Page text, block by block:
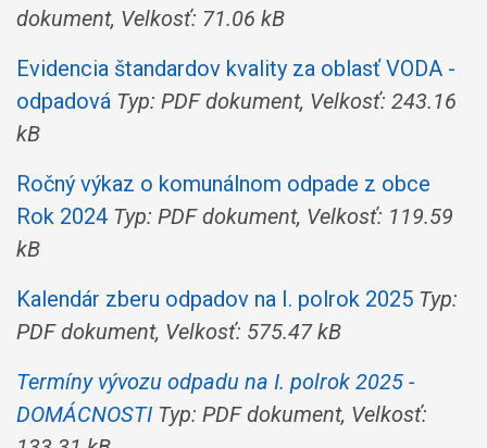
dokument, Velkosť: 71.06 kB
Evidencia štandardov kvality za oblasť VODA -
odpadová Typ: PDF dokument, Velkosť: 243.16
kB
Ročný výkaz o komunálnom odpade z obce
Rok 2024 Typ: PDF dokument, Velkosť: 119.59
kB
Kalendár zberu odpadov na I. polrok 2025 Typ:
PDF dokument, Velkosť: 575.47 kB
Termíny vývozu odpadu na I. polrok 2025 -
DOMÁCNOSTI Typ: PDF dokument, Velkosť: